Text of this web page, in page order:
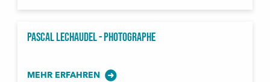
Pascal Lechaudel - Photographe
MEHR ERFAHREN